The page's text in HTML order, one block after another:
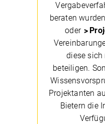
beraten
oder
diese
beteiligen.
Projektanten
Bietern die